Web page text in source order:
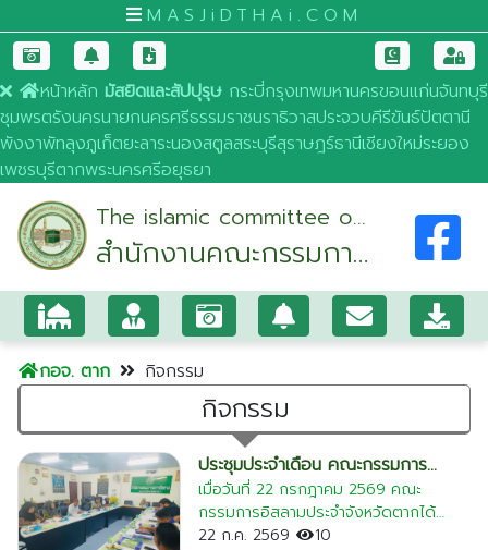
MASJiDTHAi.COM
หน้าหลัก มัสยิดและสัปปุรุษ กระบี่กรุงเทพมหานครขอนแก่นจันทบุรี
ชุมพรตรังนครนายกนครศรีธรรมราชนราธิวาสประจวบคีรีขันธ์ปัตตานี
พังงาพัทลุงภูเก็ตยะลาระนองสตูลสระบุรีสุราษฎร์ธานีเชียงใหม่ระยอง
เพชรบุรีตากพระนครศรีอยุธยา
The islamic committee of
tak
สำนักงานคณะกรรมการ
อิสลามประจำจังหวัด
ตาก
กอจ. ตาก กิจกรรม
กิจกรรม
ประชุมประจำเดือน คณะกรรมการ
อิสลามประจำจังหวัดตาก กรกฎาคม
2569
เมื่อวันที่ 22 กรกฎาคม 2569 คณะ
กรรมการอิสลามประจำจังหวัดตากได้
จัดการประชุมประจำเดือน ณ ห้องประชุม
22 ก.ค. 2569 10